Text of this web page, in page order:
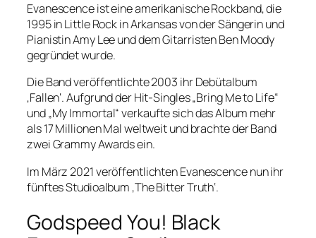
Evanescence ist eine amerikanische Rockband, die
1995 in Little Rock in Arkansas von der Sängerin und
Pianistin Amy Lee und dem Gitarristen Ben Moody
gegründet wurde.
Die Band veröffentlichte 2003 ihr Debütalbum
‚Fallen‘. Aufgrund der Hit-Singles „Bring Me to Life“
und „My Immortal“ verkaufte sich das Album mehr
als 17 Millionen Mal weltweit und brachte der Band
zwei Grammy Awards ein.
Im März 2021 veröffentlichten Evanescence nun ihr
fünftes Studioalbum ‚The Bitter Truth‘.
Godspeed You! Black